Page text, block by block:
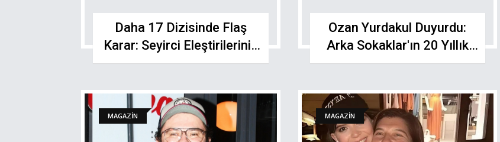
Daha 17 Dizisinde Flaş
Karar: Seyirci Eleştirilerinin
Ardından Ekip
Ozan Yurdakul Duyurdu:
Arka Sokaklar'ın 20 Yıllık
Ekran Serüveni Sona Erdi
MAGAZİN MAGAZİN